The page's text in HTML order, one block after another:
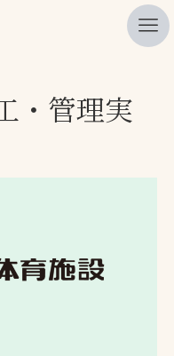
・管理実